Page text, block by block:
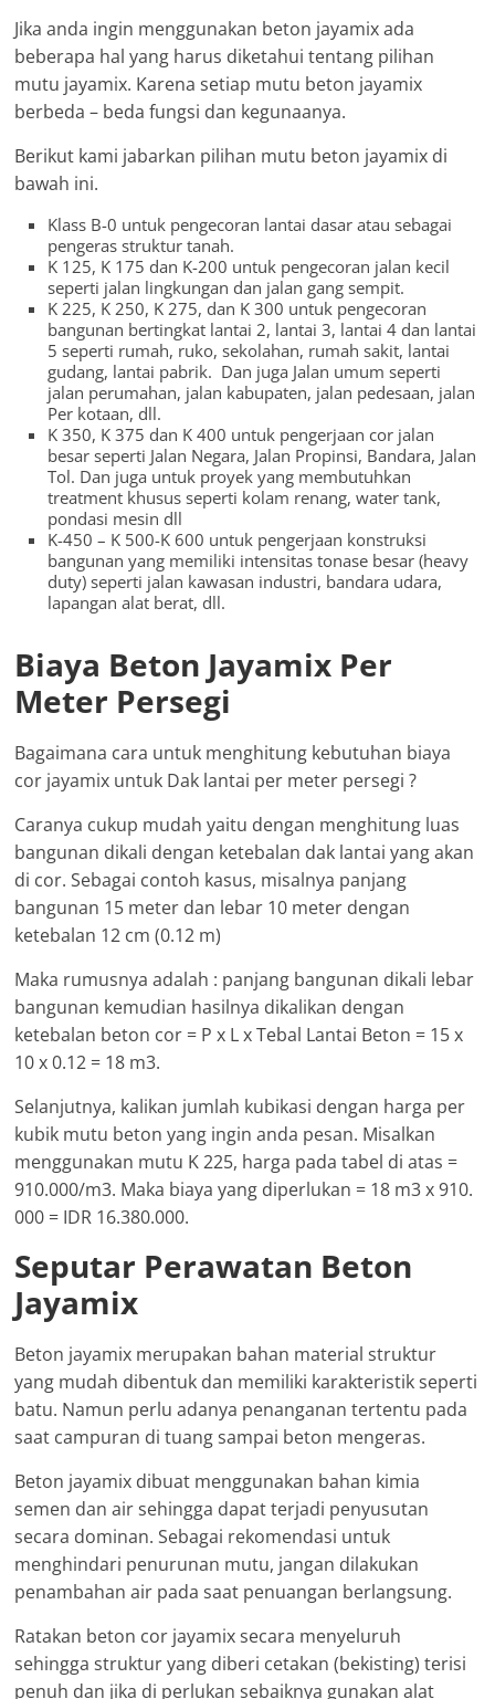
Jika anda ingin menggunakan beton jayamix ada
beberapa hal yang harus diketahui tentang pilihan
mutu jayamix. Karena setiap mutu beton jayamix
berbeda – beda fungsi dan kegunaanya.
Berikut kami jabarkan pilihan mutu beton jayamix di
bawah ini.
Klass B-0 untuk pengecoran lantai dasar atau sebagai
pengeras struktur tanah.
K 125, K 175 dan K-200 untuk pengecoran jalan kecil
seperti jalan lingkungan dan jalan gang sempit.
K 225, K 250, K 275, dan K 300 untuk pengecoran
bangunan bertingkat lantai 2, lantai 3, lantai 4 dan lantai
5 seperti rumah, ruko, sekolahan, rumah sakit, lantai
gudang, lantai pabrik. Dan juga Jalan umum seperti
jalan perumahan, jalan kabupaten, jalan pedesaan, jalan
Per kotaan, dll.
K 350, K 375 dan K 400 untuk pengerjaan cor jalan
besar seperti Jalan Negara, Jalan Propinsi, Bandara, Jalan
Tol. Dan juga untuk proyek yang membutuhkan
treatment khusus seperti kolam renang, water tank,
pondasi mesin dll
K-450 – K 500-K 600 untuk pengerjaan konstruksi
bangunan yang memiliki intensitas tonase besar (heavy
duty) seperti jalan kawasan industri, bandara udara,
lapangan alat berat, dll.
Biaya Beton Jayamix Per
Meter Persegi
Bagaimana cara untuk menghitung kebutuhan biaya
cor jayamix untuk Dak lantai per meter persegi ?
Caranya cukup mudah yaitu dengan menghitung luas
bangunan dikali dengan ketebalan dak lantai yang akan
di cor. Sebagai contoh kasus, misalnya panjang
bangunan 15 meter dan lebar 10 meter dengan
ketebalan 12 cm (0.12 m)
Maka rumusnya adalah : panjang bangunan dikali lebar
bangunan kemudian hasilnya dikalikan dengan
ketebalan beton cor = P x L x Tebal Lantai Beton = 15 x
10 x 0.12 = 18 m3.
Selanjutnya, kalikan jumlah kubikasi dengan harga per
kubik mutu beton yang ingin anda pesan. Misalkan
menggunakan mutu K 225, harga pada tabel di atas =
910.000/m3. Maka biaya yang diperlukan = 18 m3 x 910.
000 = IDR 16.380.000.
Seputar Perawatan Beton
Jayamix
Beton jayamix merupakan bahan material struktur
yang mudah dibentuk dan memiliki karakteristik seperti
batu. Namun perlu adanya penanganan tertentu pada
saat campuran di tuang sampai beton mengeras.
Beton jayamix dibuat menggunakan bahan kimia
semen dan air sehingga dapat terjadi penyusutan
secara dominan. Sebagai rekomendasi untuk
menghindari penurunan mutu, jangan dilakukan
penambahan air pada saat penuangan berlangsung.
Ratakan beton cor jayamix secara menyeluruh
sehingga struktur yang diberi cetakan (bekisting) terisi
penuh dan jika di perlukan sebaiknya gunakan alat